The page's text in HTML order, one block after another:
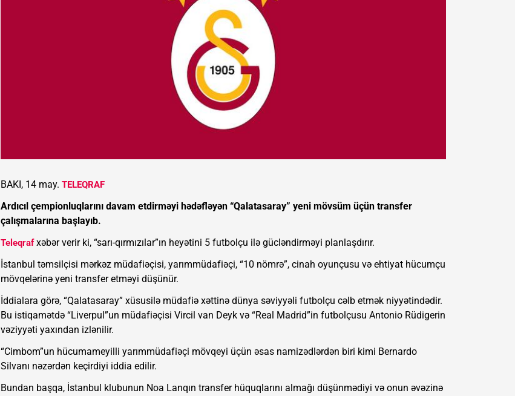
BAKI, 14 may. TELEQRAF
Ardıcıl çempionluqlarını davam etdirməyi hədəfləyən “Qalatasaray” yeni mövsüm üçün transfer
çalışmalarına başlayıb.
Teleqrafxəbər verir ki, “sarı-qırmızılar”ın heyətini 5 futbolçu ilə gücləndirməyi planlaşdırır.
İstanbul təmsilçisi mərkəz müdafiəçisi, yarımmüdafiəçi, “10 nömrə”, cinah oyunçusu və ehtiyat hücumçu
mövqelərinə yeni transfer etməyi düşünür.
İddialara görə, “Qalatasaray” xüsusilə müdafiə xəttinə dünya səviyyəli futbolçu cəlb etmək niyyətindədir.
Bu istiqamətdə “Liverpul”un müdafiəçisi Vircil van Deyk və “Real Madrid”in futbolçusu Antonio Rüdigerin
vəziyyəti yaxından izlənilir.
“Cimbom”un hücumameyilli yarımmüdafiəçi mövqeyi üçün əsas namizədlərdən biri kimi Bernardo
Silvanı nəzərdən keçirdiyi iddia edilir.
Bundan başqa, İstanbul klubunun Noa Lanqın transfer hüquqlarını almağı düşünmədiyi və onun əvəzinə